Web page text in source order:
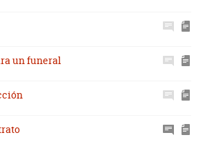
un funeral